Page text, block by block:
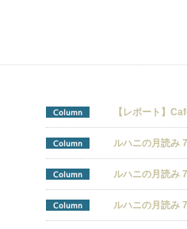
Column 【レポート】
Column ルハニの月読み
Column ルハニの月読み
Column ルハニの月読み